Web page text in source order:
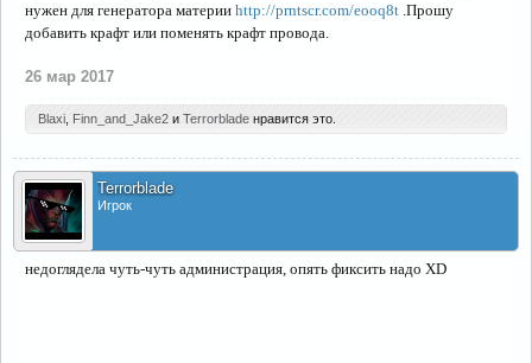
нужен для генератора материи http://prntscr.com/eooq8t .Прошу
добавить крафт или поменять крафт провода.
26 мар 2017
Blaxi Finn_and_Jake2 и Terrorblade нравится это.
Terrorblade
Игрок
недоглядела чуть-чуть администрация, опять фиксить надо XD